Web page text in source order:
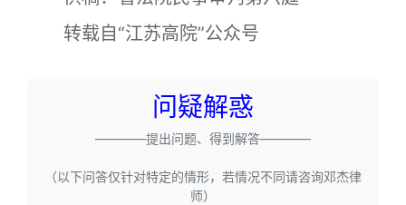
转载自“江苏高院”公众号
问疑解惑
————提出问题、得到解答————
（以下问答仅针对特定的情形，若情况不同请咨询邓杰律
师）